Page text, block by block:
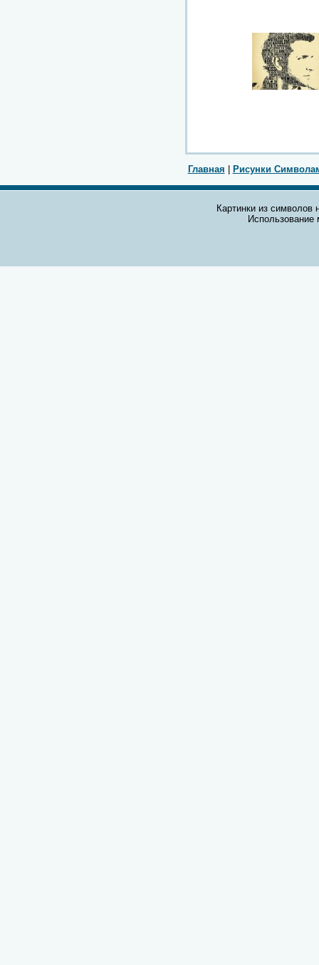
Главная Рисунки
Картинки из символов
Использование